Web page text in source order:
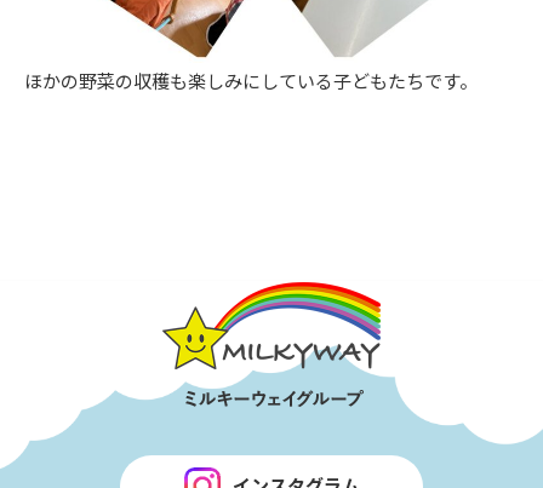
ほかの野菜の収穫も楽しみにしている子どもたちです。